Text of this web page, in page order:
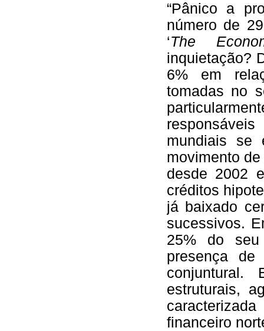
“Pânico a
número de
‘The
inquietação?
6% em
tomadas no
mundiais se
movimento
desde 2002
créditos
já baixado
sucessivos.
25% do seu
presença
estruturais,
financeiro